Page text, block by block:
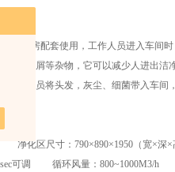
厂房配套使用，工作人员进入车间
、发屑等杂物，它可以减少人进出洁
作人员将头发，灰尘、细菌带入车间
尺寸：790×890×1950（宽×深×
可调 循环风量：800~1000M3/